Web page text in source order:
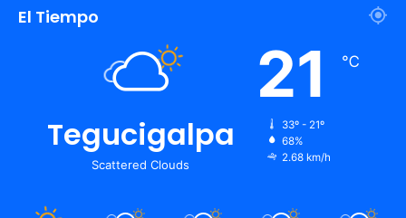
El Tiempo
Tegucigalpa
Scattered Clouds
21 ℃
33º - 21º
68%
2.68 km/h